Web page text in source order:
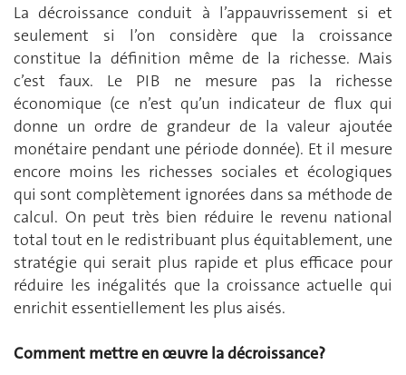
La décroissance conduit à l’appauvrissement si et
seulement si l’on considère que la croissance
constitue la définition même de la richesse. Mais
c’est faux. Le PIB ne mesure pas la richesse
économique (ce n’est qu’un indicateur de flux qui
donne un ordre de grandeur de la valeur ajoutée
monétaire pendant une période donnée). Et il mesure
encore moins les richesses sociales et écologiques
qui sont complètement ignorées dans sa méthode de
calcul. On peut très bien réduire le revenu national
total tout en le redistribuant plus équitablement, une
stratégie qui serait plus rapide et plus efficace pour
réduire les inégalités que la croissance actuelle qui
enrichit essentiellement les plus aisés.
Comment mettre en œuvre la décroissance?